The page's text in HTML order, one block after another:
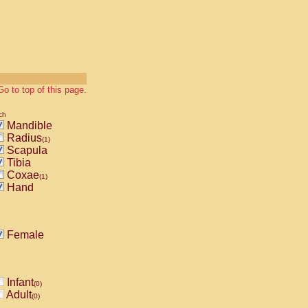
to top of this page.
Mandible
Radius(1)
Scapula
Tibia
Coxae(1)
Hand
Female
Infant(0)
Adult(0)